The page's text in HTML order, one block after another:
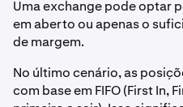
Uma exchange pode optar
em aberto ou apenas o
de margem.
No último cenário, as
com base em FIFO (First In,